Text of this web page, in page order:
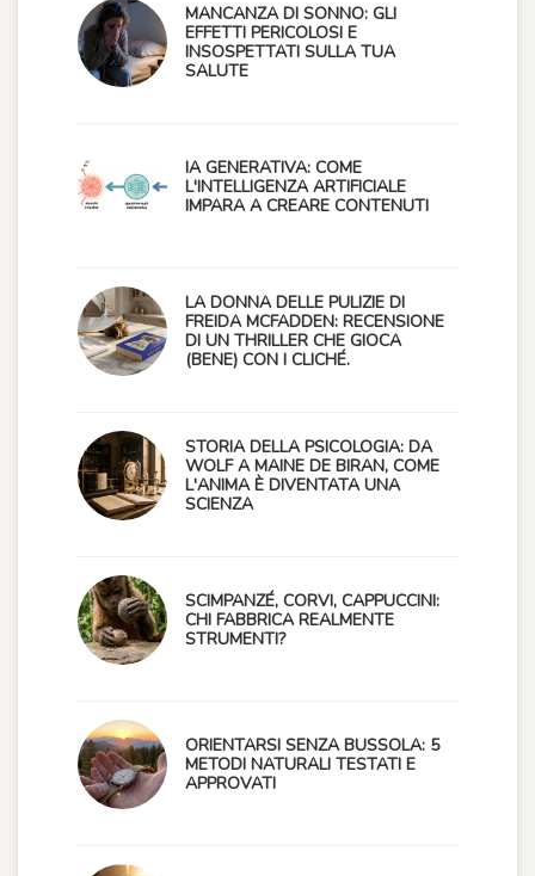
MANCANZA DI SONNO: GLI
EFFETTI PERICOLOSI E
INSOSPETTATI SULLA TUA
SALUTE
IA GENERATIVA: COME
L'INTELLIGENZA ARTIFICIALE
IMPARA A CREARE CONTENUTI
LA DONNA DELLE PULIZIE DI
FREIDA MCFADDEN: RECENSIONE
DI UN THRILLER CHE GIOCA
(BENE) CON I CLICHÉ.
STORIA DELLA PSICOLOGIA: DA
WOLF A MAINE DE BIRAN, COME
L'ANIMA È DIVENTATA UNA
SCIENZA
SCIMPANZÉ, CORVI, CAPPUCCINI:
CHI FABBRICA REALMENTE
STRUMENTI?
ORIENTARSI SENZA BUSSOLA: 5
METODI NATURALI TESTATI E
APPROVATI